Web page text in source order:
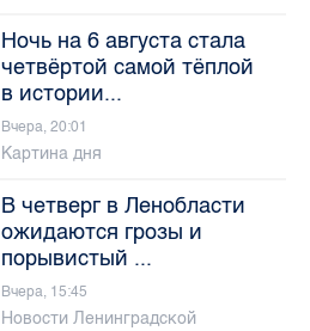
Ночь на 6 августа стала
четвёртой самой тёплой
в истории...
Вчера, 20:01
Картина дня
В четверг в Ленобласти
ожидаются грозы и
порывистый ...
Вчера, 15:45
Новости Ленинградской